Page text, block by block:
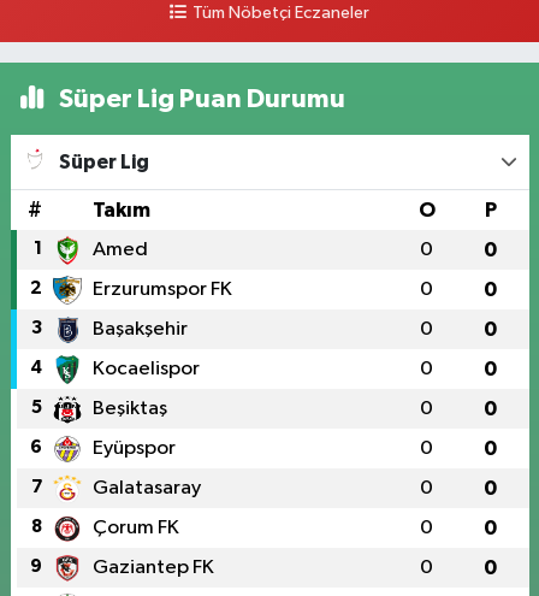
Tüm Nöbetçi Eczaneler
Süper Lig Puan Durumu
Süper Lig
# Takım O P
1 Amed 0 0
2 Erzurumspor FK 0 0
3 Başakşehir 0 0
4 Kocaelispor 0 0
5 Beşiktaş 0 0
6 Eyüpspor 0 0
7 Galatasaray 0 0
8 Çorum FK 0 0
9 Gaziantep FK 0 0